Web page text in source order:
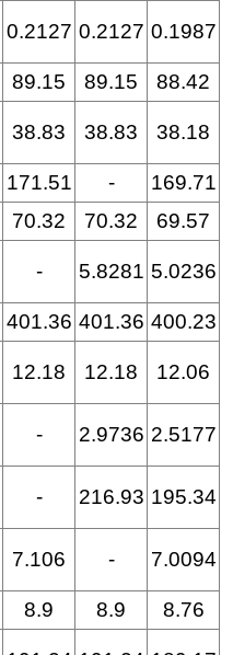
0.2127 0.2127 0.1987
89.15 89.15
88.42
38.83 38.83 38.18
171.51 -
169.71
70.32 70.32
69.57
- 5.8281 5.0236
401.36 401.36 400.23
12.18 12.18 12.06
- 2.9736 2.5177
- 216.93 195.34
7.106 - 7.0094
8.9 8.9
8.76